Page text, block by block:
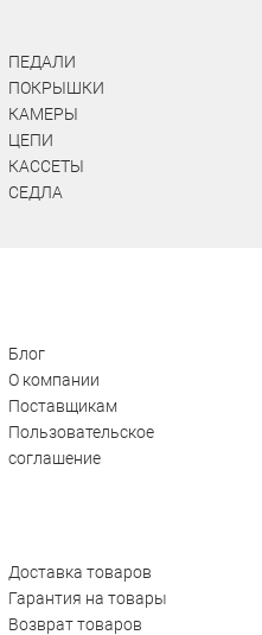
ПЕДАЛИ
ПОКРЫШКИ
КАМЕРЫ
ЦЕПИ
КАССЕТЫ
СЕДЛА
Блог
О компании
Поставщикам
Пользовательское
соглашение
Доставка товаров
Гарантия на товары
Возврат товаров